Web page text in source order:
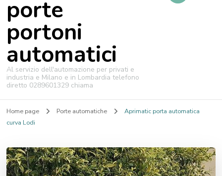
porte
portoni
automatici
Al servizio dell'automazione per privati e
industria e Milano e in Lombardia telefono
diretto 0289601329 chiama
Home page Porte automatiche
Aprimatic porta automatica
curva Lodi